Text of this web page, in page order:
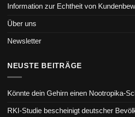
Information zur Echtheit von
Über uns
Newsletter
NEUSTE BEITRÄGE
Könnte dein Gehirn einen Nootropika-
RKI-Studie bescheinigt deutscher